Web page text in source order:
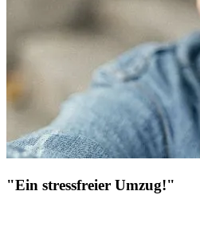
"Ein stressfreier Umzug!"